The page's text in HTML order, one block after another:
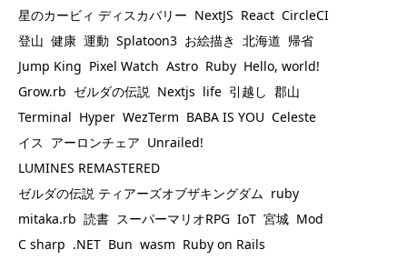
星のカービィ ディスカバリー NextJS React CircleCI
登山 健康 運動 Splatoon3 お絵描き 北海道 帰省
Jump King Pixel Watch Astro Ruby Hello, world!
Grow.rb ゼルダの伝説 Nextjs life 引越し 郡山
Terminal Hyper WezTerm BABA IS YOU Celeste
イス アーロンチェア Unrailed!
LUMINES REMASTERED
ゼルダの伝説 ティアーズオブザキングダム ruby
mitaka.rb 読書 スーパーマリオRPG IoT 宮城 Mod
C sharp .NET Bun wasm Ruby on Rails